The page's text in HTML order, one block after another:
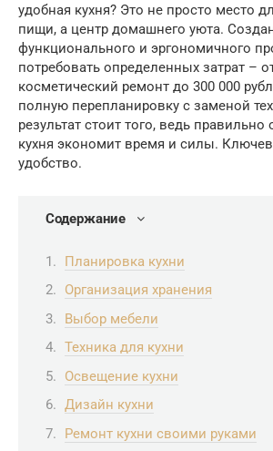
удобная кухня? Это не просто место
пищи, а центр домашнего уюта.
функционального и эргономичного
потребовать определенных затрат –
косметический ремонт до 300 000
полную перепланировку с заменой
результат стоит того, ведь правильно
кухня экономит время и силы.
удобство.
Содержание
Планировка кухни
Организация хранения
Выбор мебели
Техника для кухни
Освещение кухни
Дизайн кухни
Ремонт кухни своими руками